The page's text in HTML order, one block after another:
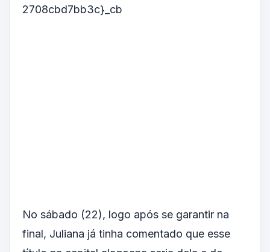
No sábado (22), logo após se garantir na
final, Juliana já tinha comentado que esse